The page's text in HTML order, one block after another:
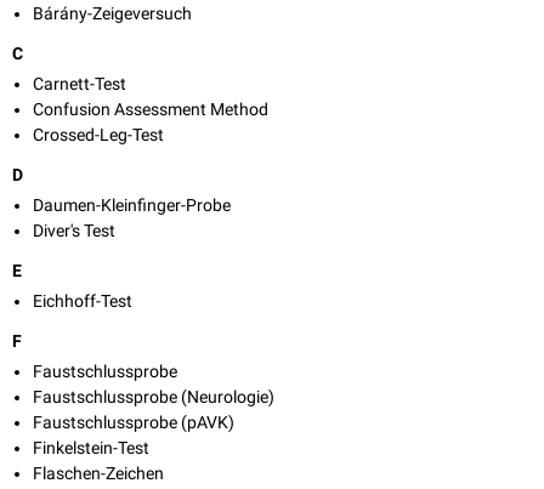
Bárány-Zeigeversuch
C
Carnett-Test
Confusion Assessment Method
Crossed-Leg-Test
D
Daumen-Kleinfinger-Probe
Diver's Test
E
Eichhoff-Test
F
Faustschlussprobe
Faustschlussprobe (Neurologie)
Faustschlussprobe (pAVK)
Finkelstein-Test
Flaschen-Zeichen